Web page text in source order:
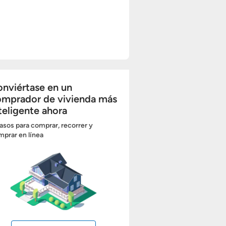
en un
de vivienda más
ahora
para comprar, recorrer y
en línea